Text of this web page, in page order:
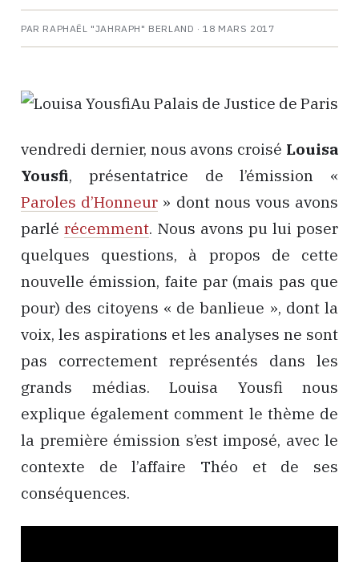
PAR RAPHAËL "JAHRAPH" BERLAND ·18 MARS 2017
Au Palais de Justice de Paris
vendredi dernier, nous avons croisé Louisa
Yousfi, présentatrice de l’émission «
Paroles d’Honneur » dont nous vous avons
parlé récemment. Nous avons pu lui poser
quelques questions, à propos de cette
nouvelle émission, faite par (mais pas que
pour) des citoyens « de banlieue », dont la
voix, les aspirations et les analyses ne sont
pas correctement représentés dans les
grands médias. Louisa Yousfi nous
explique également comment le thème de
la première émission s’est imposé, avec le
contexte de l’affaire Théo et de ses
conséquences.